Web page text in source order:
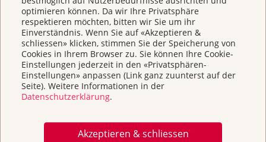
optimieren können. Da wir Ihre Privatsphäre
respektieren möchten, bitten wir Sie um ihr
Einverständnis. Wenn Sie auf «Akzeptieren &
schliessen» klicken, stimmen Sie der Speicherung von
Cookies in Ihrem Browser zu. Sie können Ihre Cookie-
Einstellungen jederzeit in den «Privatsphären-
Einstellungen» anpassen (Link ganz zuunterst auf der
Seite). Weitere Informationen in der
Datenschutzerklärung.
Akzeptieren & schliessen
Kurse
Über uns & Kontakt